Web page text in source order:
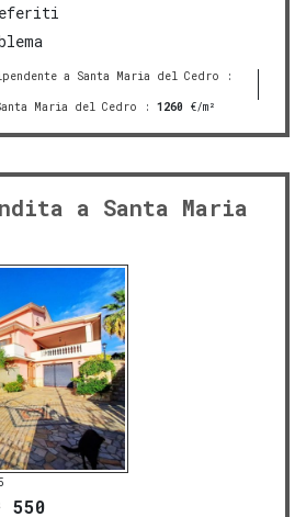
a Santa Maria del Cedro :
Maria del Cedro : 1260 €/m²
a Santa Maria
550